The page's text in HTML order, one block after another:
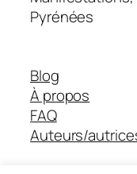
Pyrénées
Blog
À propos
FAQ
Auteurs/